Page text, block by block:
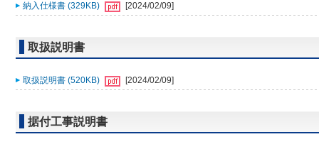
納入仕様書 (329KB) [2024/02/09]
取扱説明書
取扱説明書 (520KB) [2024/02/09]
据付工事説明書